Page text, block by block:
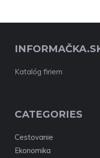
Katalóg firiem
CATEGORIES
Cestovanie
Ekonomika